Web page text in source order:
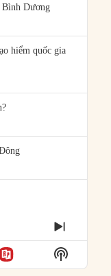
Dương
hiểm quốc gia
NEXT
Show
Podcast